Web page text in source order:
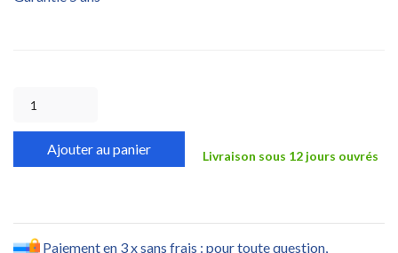
Ajouter au panier Livraison sous 12 jours ouvrés
Paiement en 3 x sans frais : pour toute question,